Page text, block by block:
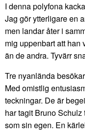
I denna polyfona
Jag gör ytterligare en
men landar åter i
mig uppenbart att han
än de andra. Tyvärr
Tre nyanlända
Med omistlig
teckningar. De är
har tagit Bruno
som sin egen. En